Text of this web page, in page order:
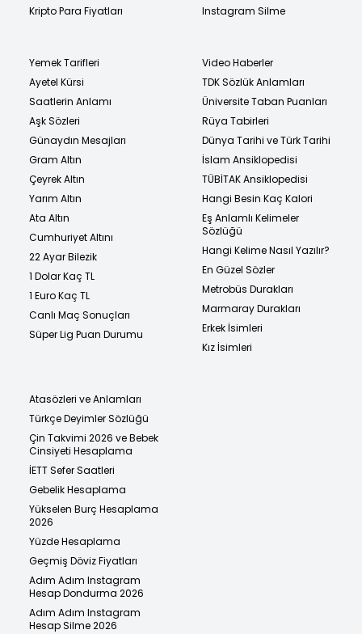
Kripto Para Fiyatları
Instagram Silme
Yemek Tarifleri
Ayetel Kürsi
Saatlerin Anlamı
Aşk Sözleri
Günaydın Mesajları
Gram Altın
Çeyrek Altın
Yarım Altın
Ata Altın
Cumhuriyet Altını
22 Ayar Bilezik
1 Dolar Kaç TL
1 Euro Kaç TL
Canlı Maç Sonuçları
Süper Lig Puan Durumu
Video Haberler
TDK Sözlük Anlamları
Üniversite Taban Puanları
Rüya Tabirleri
Dünya Tarihi ve Türk Tarihi
İslam Ansiklopedisi
TÜBİTAK Ansiklopedisi
Hangi Besin Kaç Kalori
Eş Anlamlı Kelimeler
Sözlüğü
Hangi Kelime Nasıl Yazılır?
En Güzel Sözler
Metrobüs Durakları
Marmaray Durakları
Erkek İsimleri
Kız İsimleri
Atasözleri ve Anlamları
Türkçe Deyimler Sözlüğü
Çin Takvimi 2026 ve Bebek
Cinsiyeti Hesaplama
İETT Sefer Saatleri
Gebelik Hesaplama
Yükselen Burç Hesaplama
2026
Yüzde Hesaplama
Geçmiş Döviz Fiyatları
Adım Adım Instagram
Hesap Dondurma 2026
Adım Adım Instagram
Hesap Silme 2026